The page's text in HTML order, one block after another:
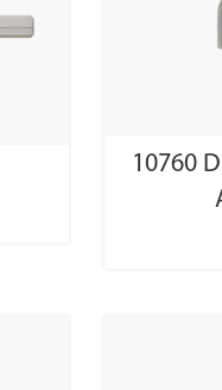
10760